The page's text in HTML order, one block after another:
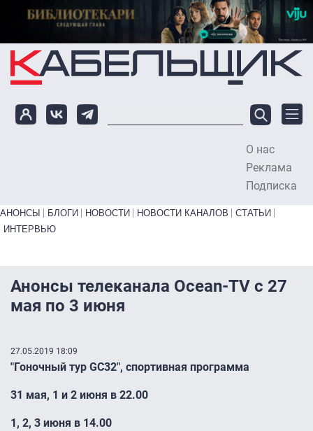
Перейти к основному содержанию
О нас
Реклама
Подписка
Primary links bottom
АНОНСЫ БЛОГИ НОВОСТИ НОВОСТИ КАНАЛОВ
СТАТЬИ
ИНТЕРВЬЮ
Анонсы телеканала Ocean-TV c 27
мая по 3 июня
27.05.2019 18:09
"Гоночный тур GC32", спортивная программа
31 мая, 1 и 2 июня в 22.00
1, 2, 3 июня в 14.00